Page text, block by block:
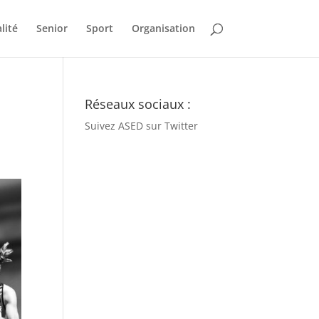
Senior Sport Organisation
Réseaux sociaux :
Suivez ASED sur Twitter